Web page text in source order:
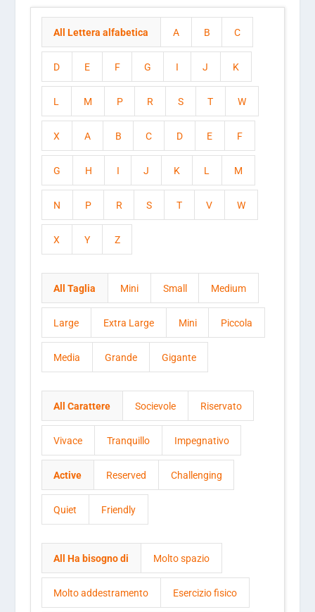
All Lettera alfabetica A B C
D E F G I J K
L M P R S T W
X A B C D E F
G H I J K L M
N P R S T V W
X Y Z
All Taglia Mini Small Medium
Large Extra Large Mini Piccola
Media Grande Gigante
All Carattere Socievole Riservato
Vivace Tranquillo Impegnativo
Active Reserved Challenging
Quiet Friendly
All Ha bisogno di Molto spazio
Molto addestramento Esercizio fisico